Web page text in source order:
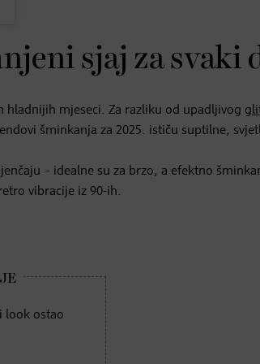
sjaj za svaki
mjeseci. Za razliku od upadljivog
šminkanja za 2025. ističu suptilne,
– idealne su za brzo, a efektno
vibracije iz 90-ih.
look ostao